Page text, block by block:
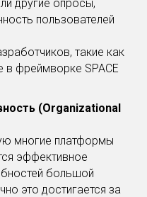
другие опросы,
пользователей
такие как
в фреймворке SPACE
(Organizational
многие платформы
эффективное
большой
это достигается за